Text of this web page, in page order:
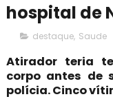
hospital de
destaque, Saude
Atirador teria
corpo antes de
polícia. Cinco